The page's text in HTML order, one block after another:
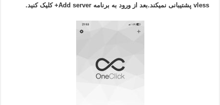
vless پشتیبانی نمیکند.بعد از ورود به برنامه Add server+ کلیک کنید.